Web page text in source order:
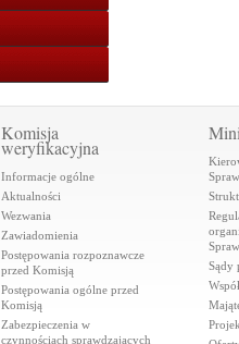
Komisja
weryfikacyjna
Informacje ogólne
Aktualności
Wezwania
Zawiadomienia
Postępowania rozpoznawcze
przed Komisją
Postępowania ogólne przed
Komisją
Zabezpieczenia w
czynnościach sprawdzających
Sądy